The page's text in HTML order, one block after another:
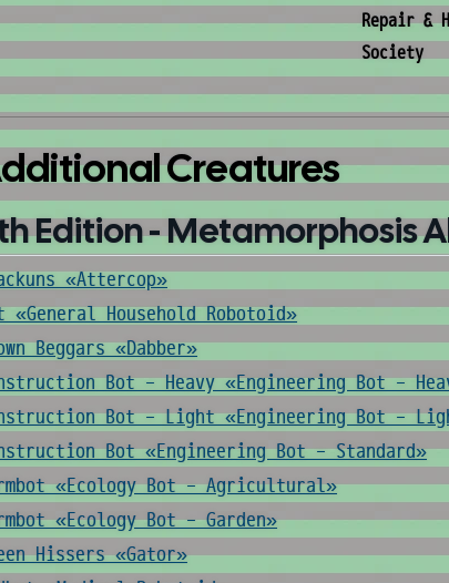
Repair &
Society
Creatures
Edition - Metamorphosis
«Attercop»
«General Household Robotoid»
Beggars «Dabber»
Bot - Heavy «Engineering Bot -
Bot - Light «Engineering Bot -
Bot «Engineering Bot - Standard»
«Ecology Bot - Agricultural»
«Ecology Bot - Garden»
Hissers «Gator»